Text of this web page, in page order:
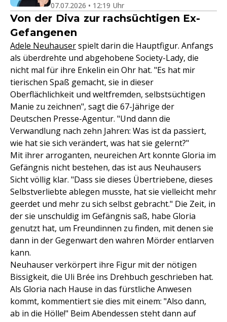
07.07.2026 • 12:19 Uhr
Von der Diva zur rachsüchtigen Ex-
Gefangenen
Adele Neuhauserspielt darin die Hauptfigur. Anfangs
als überdrehte und abgehobene Society-Lady, die
nicht mal für ihre Enkelin ein Ohr hat. "Es hat mir
tierischen Spaß gemacht, sie in dieser
Oberflächlichkeit und weltfremden, selbstsüchtigen
Manie zu zeichnen", sagt die 67-Jährige der
Deutschen Presse-Agentur. "Und dann die
Verwandlung nach zehn Jahren: Was ist da passiert,
wie hat sie sich verändert, was hat sie gelernt?"
Mit ihrer arroganten, neureichen Art konnte Gloria im
Gefängnis nicht bestehen, das ist aus Neuhausers
Sicht völlig klar. "Dass sie dieses Übertriebene, dieses
Selbstverliebte ablegen musste, hat sie vielleicht mehr
geerdet und mehr zu sich selbst gebracht." Die Zeit, in
der sie unschuldig im Gefängnis saß, habe Gloria
genutzt hat, um Freundinnen zu finden, mit denen sie
dann in der Gegenwart den wahren Mörder entlarven
kann.
Neuhauser verkörpert ihre Figur mit der nötigen
Bissigkeit, die Uli Brée ins Drehbuch geschrieben hat.
Als Gloria nach Hause in das fürstliche Anwesen
kommt, kommentiert sie dies mit einem: "Also dann,
ab in die Hölle!" Beim Abendessen steht dann auf